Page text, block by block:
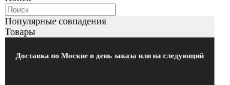
Популярные совпадения
Товары
Доставка по Москве в день заказа или на следующий